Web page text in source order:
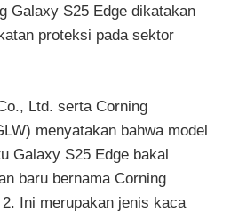
Galaxy S25 Edge dikatakan
proteksi pada sektor
Ltd. serta Corning
menyatakan bahwa model
Galaxy S25 Edge bakal
baru bernama Corning
Ini merupakan jenis kaca